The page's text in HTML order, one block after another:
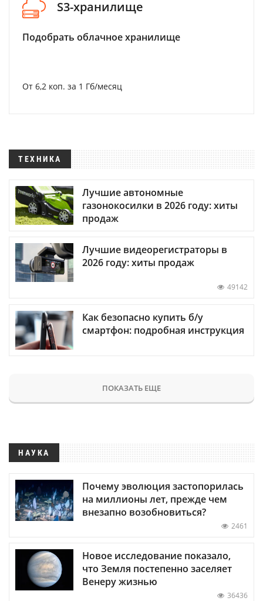
S3-хранилище
Подобрать облачное хранилище
От 6,2 коп. за 1 Гб/месяц
ТЕХНИКА
Лучшие автономные
газонокосилки в 2026 году: хиты
продаж
Лучшие видеорегистраторы в
2026 году: хиты продаж
49142
Как безопасно купить б/у
смартфон: подробная инструкция
ПОКАЗАТЬ ЕЩЕ
НАУКА
Почему эволюция застопорилась
на миллионы лет, прежде чем
внезапно возобновиться?
2461
Новое исследование показало,
что Земля постепенно заселяет
Венеру жизнью
36436